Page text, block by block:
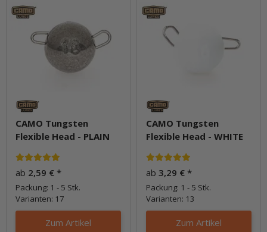
CAMO Tungsten
Flexible Head - PLAIN
ab 2,59 € *
Packung: 1 - 5 Stk.
Varianten: 17
Zum Artikel
CAMO Tungsten
Flexible Head - WHITE
ab 3,29 € *
Packung: 1 - 5 Stk.
Varianten: 13
Zum Artikel